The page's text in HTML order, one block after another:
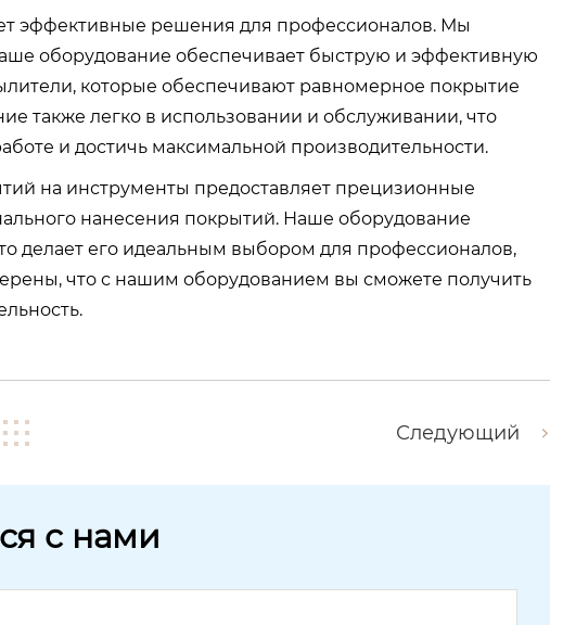
эффективные решения для профессионалов. Мы
оборудование обеспечивает быструю и эффективную
которые обеспечивают равномерное покрытие
также легко в использовании и обслуживании, что
и достичь максимальной производительности.
на инструменты предоставляет прецизионные
нанесения покрытий. Наше оборудование
делает его идеальным выбором для профессионалов,
что с нашим оборудованием вы сможете получить
Следующий
с нами